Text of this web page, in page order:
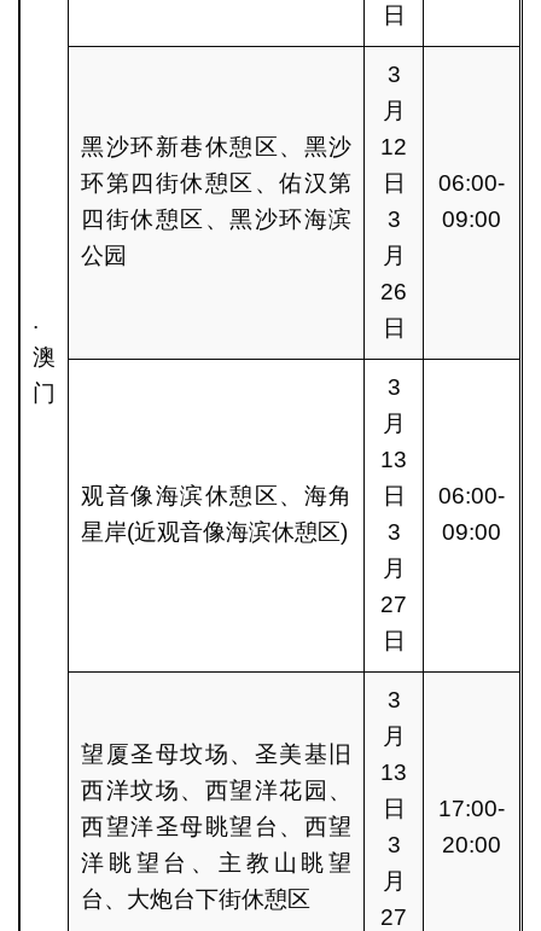
.
澳
门
日
黑沙环新巷休憩区、黑沙
环第四街休憩区、佑汉第
四街休憩区、黑沙环海滨
公园
3
月
12
日
3
月
26
日
06:00-
09:00
观音像海滨休憩区、海角
星岸(近观音像海滨休憩区)
3
月
13
日
3
月
27
日
06:00-
09:00
望厦圣母坟场、圣美基旧
西洋坟场、西望洋花园、
西望洋圣母眺望台、西望
洋眺望台、主教山眺望
台、大炮台下街休憩区
3
月
13
日
3
月
27
17:00-
20:00